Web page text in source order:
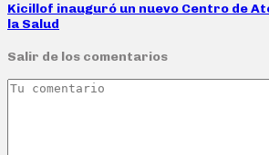
Kicillof inauguró un nuevo Centro de
la Salud
Salir de los comentarios